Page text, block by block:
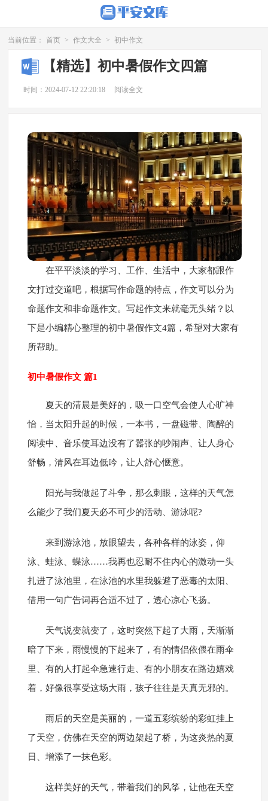
当前位置： 首页 > 作文大全 > 初中作文
【精选】初中暑假作文四篇
时间：2024-07-12 22:20:18 阅读全文
在平平淡淡的学习、工作、生活中，大家都跟作
文打过交道吧，根据写作命题的特点，作文可以分为
命题作文和非命题作文。写起作文来就毫无头绪？以
下是小编精心整理的初中暑假作文4篇，希望对大家有
所帮助。
初中暑假作文 篇1
夏天的清晨是美好的，吸一口空气会使人心旷神
怡，当太阳升起的时候，一本书，一盘磁带、陶醉的
阅读中、音乐使耳边没有了嚣张的吵闹声、让人身心
舒畅，清风在耳边低吟，让人舒心惬意。
阳光与我做起了斗争，那么刺眼，这样的天气怎
么能少了我们夏天必不可少的活动、游泳呢?
来到游泳池，放眼望去，各种各样的泳姿，仰
泳、蛙泳、蝶泳……我再也忍耐不住内心的激动一头
扎进了泳池里，在泳池的水里我躲避了恶毒的太阳、
借用一句广告词再合适不过了，透心凉心飞扬。
天气说变就变了，这时突然下起了大雨，天渐渐
暗了下来，雨慢慢的下起来了，有的情侣依偎在雨伞
里、有的人打起伞急速行走、有的小朋友在路边嬉戏
着，好像很享受这场大雨，孩子往往是天真无邪的。
雨后的天空是美丽的，一道五彩缤纷的彩虹挂上
了天空，仿佛在天空的两边架起了桥，为这炎热的夏
日、增添了一抹色彩。
这样美好的天气，带着我们的风筝，让他在天空